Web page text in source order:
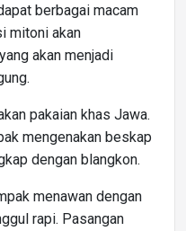
berbagai macam
mitoni akan
akan menjadi
pakaian khas Jawa.
mengenakan beskap
dengan blangkon.
menawan dengan
rapi. Pasangan